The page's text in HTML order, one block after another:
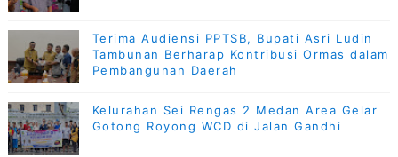
Terima Audiensi PPTSB, Bupati Asri Ludin
Tambunan Berharap Kontribusi Ormas dalam
Pembangunan Daerah
Kelurahan Sei Rengas 2 Medan Area Gelar
Gotong Royong WCD di Jalan Gandhi